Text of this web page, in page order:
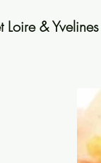
& Yvelines